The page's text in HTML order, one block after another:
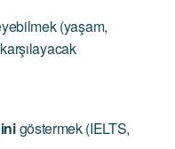
(yaşam,
göstermek (IELTS,